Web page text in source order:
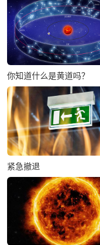
你知道什么是黄道吗？
紧急撤退